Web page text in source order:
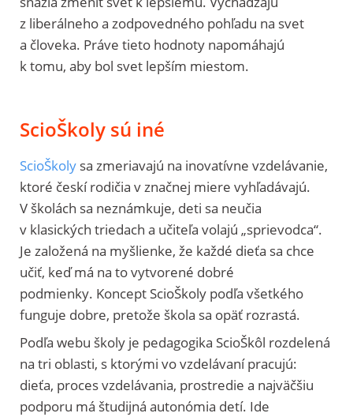
z liberálneho a zodpovedného pohľadu na svet
a človeka. Práve tieto hodnoty napomáhajú
k tomu, aby bol svet lepším miestom.
ScioŠkoly sú iné
ScioŠkoly sa zmeriavajú na inovatívne vzdelávanie,
ktoré českí rodičia v značnej miere vyhľadávajú.
V školách sa neznámkuje, deti sa neučia
v klasických triedach a učiteľa volajú „sprievodca“.
Je založená na myšlienke, že každé dieťa sa chce
učiť, keď má na to vytvorené dobré
podmienky. Koncept ScioŠkoly podľa všetkého
funguje dobre, pretože škola sa opäť rozrastá.
Podľa webu školy je pedagogika ScioŠkôl rozdelená
na tri oblasti, s ktorými vo vzdelávaní pracujú:
dieťa, proces vzdelávania, prostredie a najväčšiu
podporu má študijná autonómia detí. Ide